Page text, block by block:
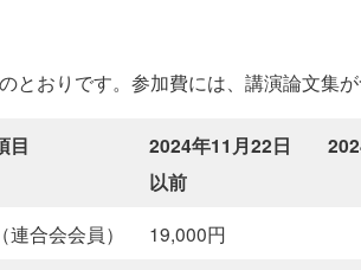
とおりです。参加費には、講演論文集
目
2024年11月22日
以前
合会会員） 19,000円